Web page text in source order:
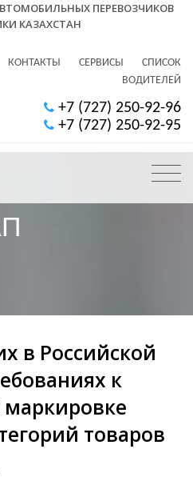
ПЕРЕВОЗЧИКОВ
КАЗАХСТАН
КОНТАКТЫ СЕРВИСЫ
СПИСОК
ВОДИТЕЛЕЙ
+7 (727) 250-92-96
+7 (727) 250-92-95
в Российской
к
маркировке
товаров